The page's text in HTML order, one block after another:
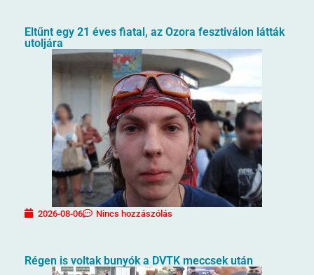
Eltűnt egy 21 éves fiatal, az Ozora fesztiválon látták
utoljára
2026-08-06 Nincs hozzászólás
Régen is voltak bunyók a DVTK meccsek után